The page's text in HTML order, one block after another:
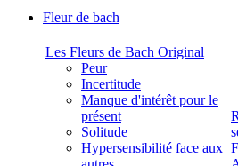
Fleur de bach
Les Fleurs de Bach Original
Peur
Incertitude
Manque d'intérêt pour le
présent
Solitude
Hypersensibilité face aux